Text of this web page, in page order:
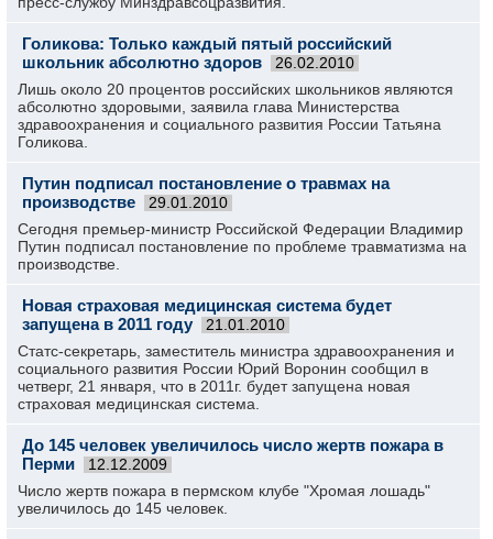
Голикова: Только каждый пятый российский
школьник абсолютно здоров
26.02.2010
Лишь около 20 процентов российских школьников являются
абсолютно здоровыми, заявила глава Министерства
здравоохранения и социального развития России Татьяна
Голикова.
Путин подписал постановление о травмах на
производстве
29.01.2010
Сегодня премьер-министр Российской Федерации Владимир
Путин подписал постановление по проблеме травматизма на
производстве.
Новая страховая медицинская система будет
запущена в 2011 году
21.01.2010
Статс-секретарь, заместитель министра здравоохранения и
социального развития России Юрий Воронин сообщил в
четверг, 21 января, что в 2011г. будет запущена новая
страховая медицинская система.
До 145 человек увеличилось число жертв пожара в
Перми
12.12.2009
Число жертв пожара в пермском клубе "Хромая лошадь"
увеличилось до 145 человек.